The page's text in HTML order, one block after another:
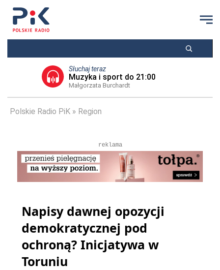
Słuchaj teraz
Muzyka i sport do 21:00
Małgorzata Burchardt
Polskie Radio PiK Region
reklama
Napisy dawnej opozycji
demokratycznej pod
ochroną? Inicjatywa w
Toruniu